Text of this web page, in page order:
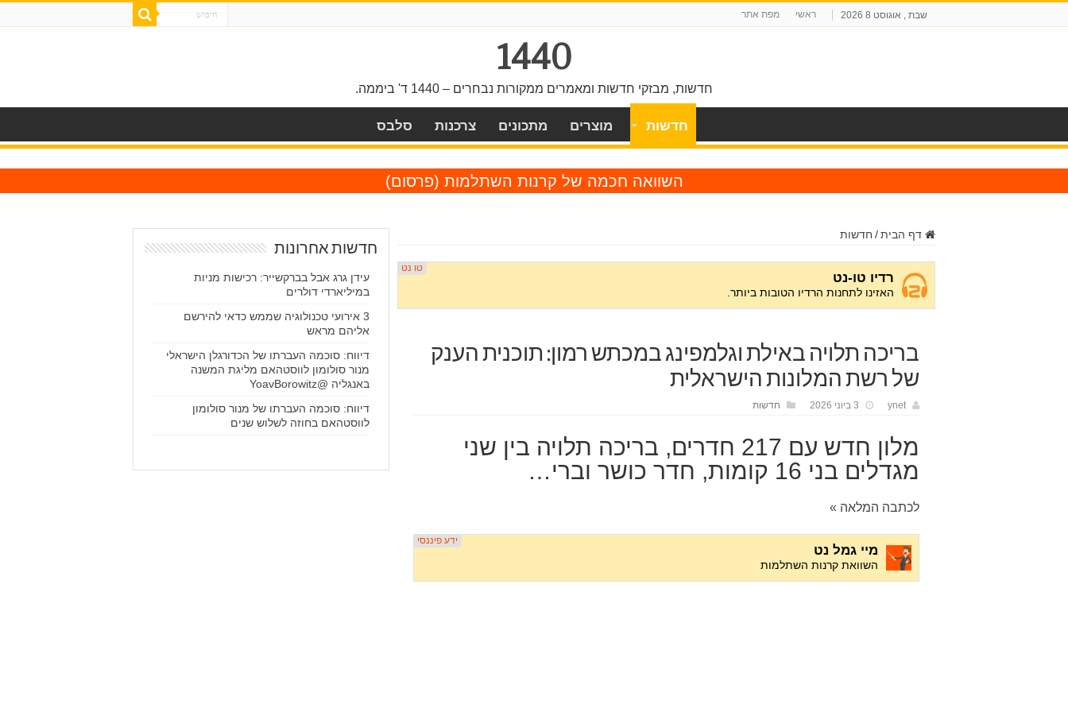
שבת , אוגוסט 8 2026 ראשי מפת אתר
1440
חדשות, מבזקי חדשות ומאמרים ממקורות נבחרים – 1440 ד' ביממה.
חדשות מוצרים מתכונים צרכנות סלבס
השוואה חכמה של קרנות השתלמות (פרסום)
דף הבית/ חדשות
בריכה תלויה באילת וגלמפינג במכתש רמון: תוכנית הענק
של רשת המלונות הישראלית
ynet 3 ביוני 2026 חדשות
מלון חדש עם 217 חדרים, בריכה תלויה בין שני
מגדלים בני 16 קומות, חדר כושר וברי…
לכתבה המלאה »
חדשות אחרונות
עידן גרג אבל בברקשייר: רכישות מניות
במיליארדי דולרים
3 אירועי טכנולוגיה שממש כדאי להירשם
אליהם מראש
דיווח: סוכמה העברתו של הכדורגלן הישראלי
מנור סולומון לווסטהאם מליגת המשנה
באנגליה @YoavBorowitz
דיווח: סוכמה העברתו של מנור סולומון
לווסטהאם בחוזה לשלוש שנים